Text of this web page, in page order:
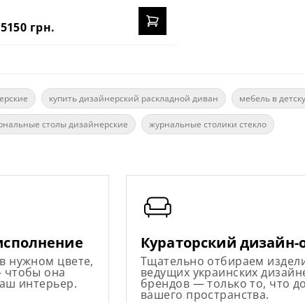
5150 грн.
купить дизайнерский раскладной диван мебель в
столы дизайнерские журнальные столики стекло
нужном цвете,
чтобы она
интерьер.
Кураторский дизайн-
Тщательно отбираем
ведущих украинских
брендов — только то, что
вашего пространства.